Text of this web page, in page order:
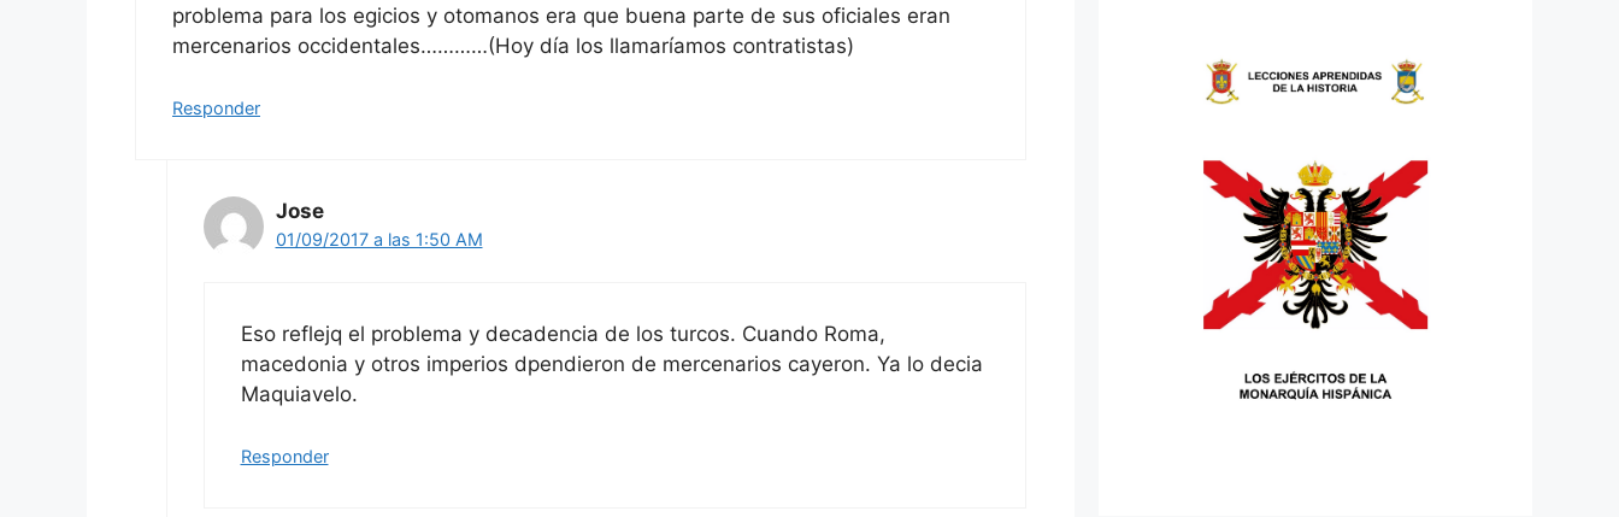
problema para los egicios y otomanos era que buena parte de sus oficiales eran
mercenarios occidentales…………(Hoy día los llamaríamos contratistas)
Responder
Jose
01/09/2017 a las 1:50 AM
Eso reflejq el problema y decadencia de los turcos. Cuando Roma,
macedonia y otros imperios dpendieron de mercenarios cayeron. Ya lo decia
Maquiavelo.
Responder